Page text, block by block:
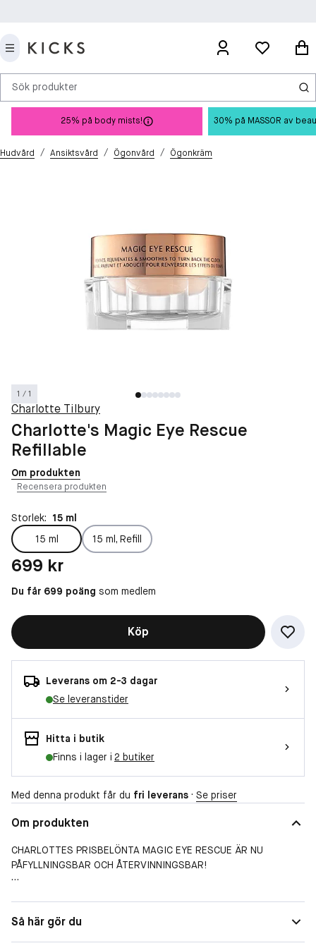
Sök produkter
25% på body mists! 30% på MASSOR av
Hudvård / Ansiktsvård / Ögonvård / Ögonkräm
1 / 1
Charlotte Tilbury
Charlotte's Magic Eye Rescue
Refillable
Om produkten
Recensera produkten
Storlek: 15 ml
15 ml
15 ml, Refill
Pris: 699 kr
699 kr
Du får 699 poäng som medlem
Köp
Leverans om 2-3 dagar
Se leveranstider
Hitta i butik
Finns i lager i 2 butiker
Med denna produkt får du fri leverans · Se priser
Om produkten
CHARLOTTES PRISBELÖNTA MAGIC EYE RESCUE ÄR NU
PÅFYLLNINGSBAR OCH ÅTERVINNINGSBAR!
TRÖTTA ÖGON.
Så här gör du